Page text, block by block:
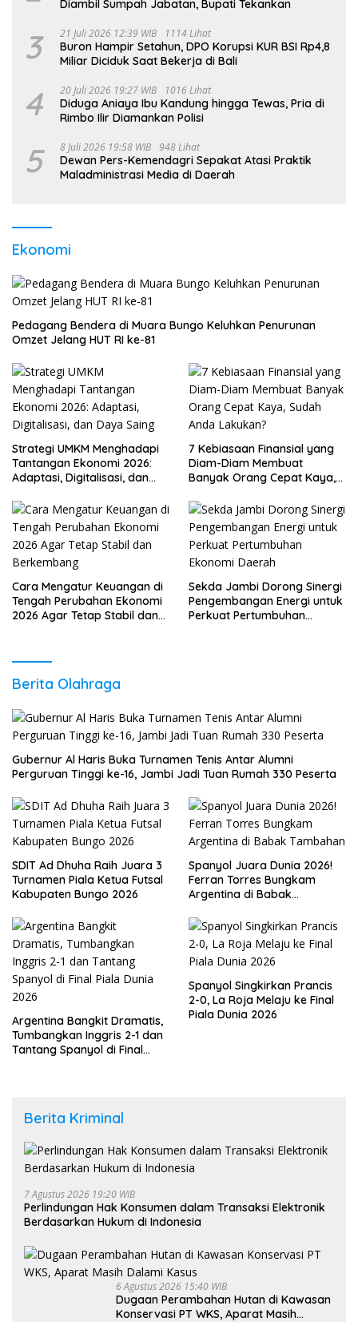
Diambil Sumpah Jabatan, Bupati Tekankan
3 21 Juli 2026 12:39 WIB 1114 Lihat
Buron Hampir Setahun, DPO Korupsi KUR BSI Rp4,8
Miliar Diciduk Saat Bekerja di Bali
4 20 Juli 2026 19:27 WIB 1016 Lihat
Diduga Aniaya Ibu Kandung hingga Tewas, Pria di
Rimbo Ilir Diamankan Polisi
5 8 Juli 2026 19:58 WIB 948 Lihat
Dewan Pers-Kemendagri Sepakat Atasi Praktik
Maladministrasi Media di Daerah
Ekonomi
Pedagang Bendera di Muara Bungo Keluhkan Penurunan
Omzet Jelang HUT RI ke-81
Strategi UMKM Menghadapi
Tantangan Ekonomi 2026:
Adaptasi, Digitalisasi, dan
7 Kebiasaan Finansial yang
Diam-Diam Membuat
Banyak Orang Cepat Kaya,
Cara Mengatur Keuangan di
Tengah Perubahan Ekonomi
2026 Agar Tetap Stabil dan
Sekda Jambi Dorong Sinergi
Pengembangan Energi untuk
Perkuat Pertumbuhan
Berita Olahraga
Gubernur Al Haris Buka Turnamen Tenis Antar Alumni
Perguruan Tinggi ke-16, Jambi Jadi Tuan Rumah 330 Peserta
SDIT Ad Dhuha Raih Juara 3
Turnamen Piala Ketua Futsal
Kabupaten Bungo 2026
Spanyol Juara Dunia 2026!
Ferran Torres Bungkam
Argentina di Babak
Argentina Bangkit Dramatis,
Tumbangkan Inggris 2-1 dan
Tantang Spanyol di Final
Spanyol Singkirkan Prancis
2-0, La Roja Melaju ke Final
Piala Dunia 2026
Berita Kriminal
7 Agustus 2026 19:20 WIB
Perlindungan Hak Konsumen dalam Transaksi Elektronik
Berdasarkan Hukum di Indonesia
6 Agustus 2026 15:40 WIB
Dugaan Perambahan Hutan di Kawasan
Konservasi PT WKS, Aparat Masih